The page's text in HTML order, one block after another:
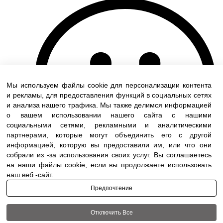
Terms of use Accessibility| All rights reserved to
Мы используем файлы cookie для персонализации контента
и рекламы, для предоставления функций в социальных сетях
и анализа нашего трафика. Мы также делимся информацией
о вашем использовании нашего сайта с нашими
социальными сетями, рекламными и аналитическими
партнерами, которые могут объединить его с другой
информацией, которую вы предоставили им, или что они
собрали из -за использования своих услуг. Вы соглашаетесь
на наши файлы cookie, если вы продолжаете использовать
наш веб -сайт.
Предпочтение
Отключить Все